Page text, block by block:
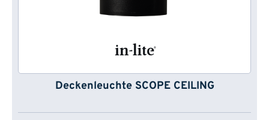
Deckenleuchte SCOPE CEILING